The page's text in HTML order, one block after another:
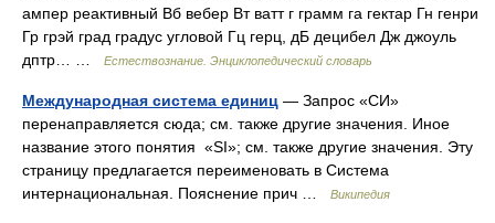
ампер реактивный Вб вебер Вт ватт г грамм га гектар Гн генри
Гр грэй град градус угловой Гц герц, дБ децибел Дж джоуль
дптр… …
Естествознание. Энциклопедический словарь
Международная система единиц — Запрос «СИ»
перенаправляется сюда; см. также другие значения. Иное
название этого понятия «SI»; см. также другие значения. Эту
страницу предлагается переименовать в Система
интернациональная. Пояснение прич …
Википедия